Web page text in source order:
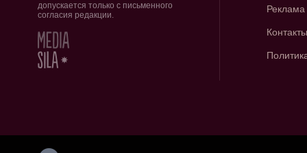
допускается только с письменного
согласия редакции.
Реклама
Контакты